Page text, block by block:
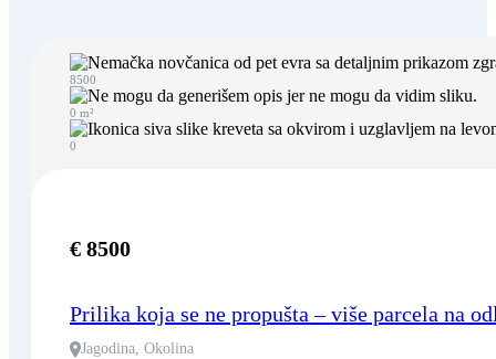
8500
0 m²
0
€ 8500
Prilika koja se ne propušta – više parcela na
Jagodina, Okolina